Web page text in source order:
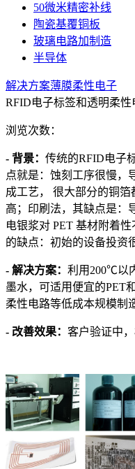
50微米精密补线
陶瓷基覆铜板
玻璃电路加制造
半导体
解决方案薄膜柔性电子
RFID电子标签和透明柔
浏览次数：
- 背景： 传统的RFID电子
点就是：蚀刻工序很慢，
成工艺， 很大部分的铜
高；印刷法，其缺点是：
电银浆对 PET 基材附着
的缺点：初始的设备投资
- 解决方案： 利用200℃以
墨水，可适用便宜的PET
柔性电路等低成本规模制
- 改善效果： 客户验证中